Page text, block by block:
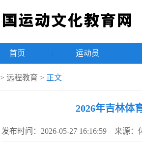
首页 运动员
> 远程教育 > 正文
2026年吉林体
发布时间：2026-05-27 16:16:59 来源：